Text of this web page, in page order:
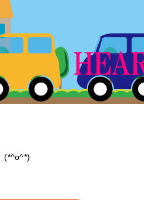
(*^o^*)